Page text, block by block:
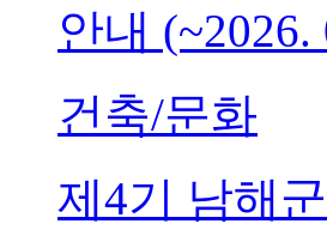
안내
건축/문화
제4기 남해